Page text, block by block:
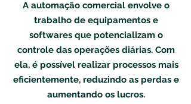
A automação comercial envolve o
trabalho de equipamentos e
softwares que potencializam o
controle das operações diárias. Com
ela, é possível realizar processos mais
eficientemente, reduzindo as perdas e
aumentando os lucros.